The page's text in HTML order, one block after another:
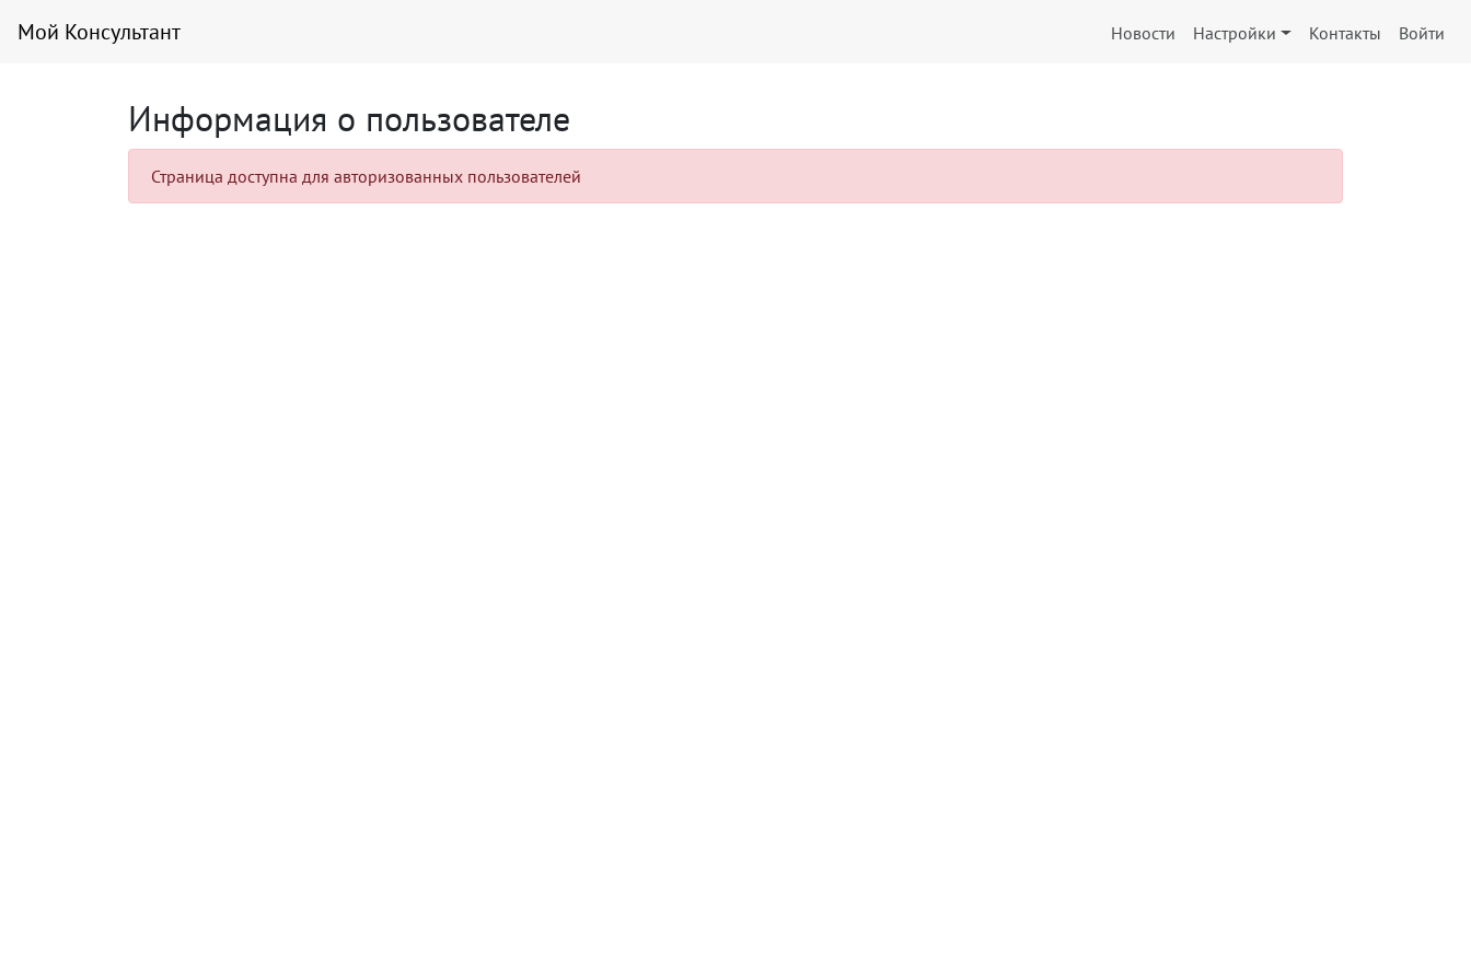
Мой Консультант Новости Настройки Контакты Войти
Информация о пользователе
Страница доступна для авторизованных пользователей